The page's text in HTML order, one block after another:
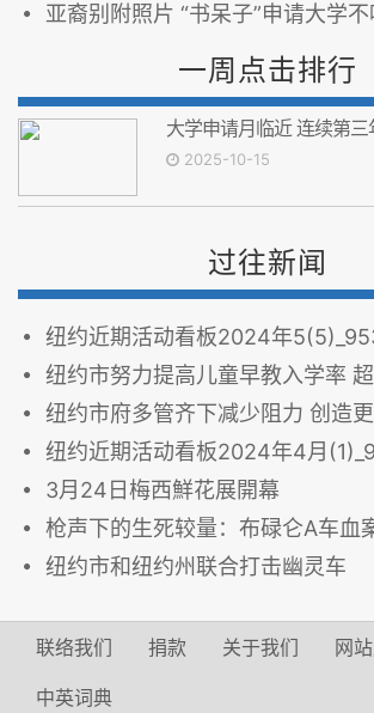
亚裔别附照片 “书呆子”申请大学不
一周点击排行
大学申请月临近 连续第
2025-10-15
过往新闻
纽约近期活动看板2024年
纽约市努力提高儿童早教入学率 超$5亿资
纽约市府多管齐下减少阻力 创造更多
纽约近期活动看板2024年4月
3月24日梅西鮮花展開幕
枪声下的生死较量：布碌仑A车血案
纽约市和纽约州联合打击幽灵车
联络我们 捐款 关于我们 网
中英词典